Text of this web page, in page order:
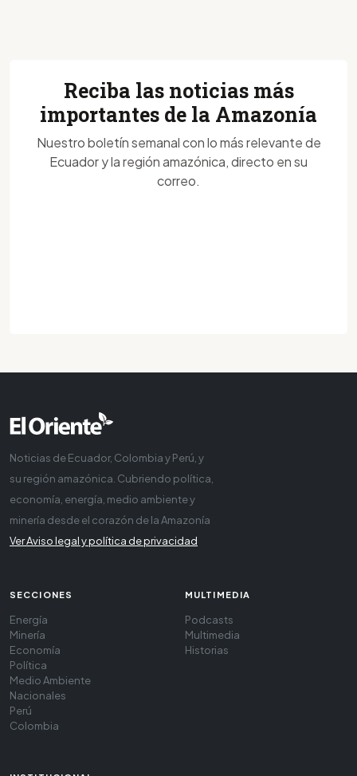
Reciba las noticias más
importantes de la Amazonía
Nuestro boletín semanal con lo más relevante de
Ecuador y la región amazónica, directo en su
correo.
Noticias de Ecuador, Colombia y Perú, y
su región amazónica. Cubriendo política,
economía, energía, medio ambiente y
minería desde el corazón de la Amazonía
Ver Aviso legal y política de privacidad
SECCIONES
Energía
Minería
Economía
Política
Medio Ambiente
Nacionales
Perú
Colombia
MULTIMEDIA
Podcasts
Multimedia
Historias